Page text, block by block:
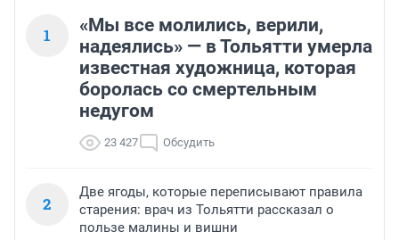
1
«Мы все молились, верили,
надеялись» — в Тольятти умерла
известная художница, которая
боролась со смертельным
недугом
23 427 Обсудить
2
Две ягоды, которые переписывают правила
старения: врач из Тольятти рассказал о
пользе малины и вишни